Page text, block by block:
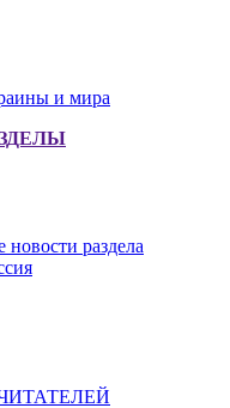
новости раздела